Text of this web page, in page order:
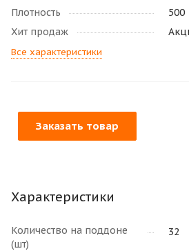
Плотность
500
Хит продаж
Все характеристики
Заказать товар
Характеристики
Количество на поддоне
(шт)
32